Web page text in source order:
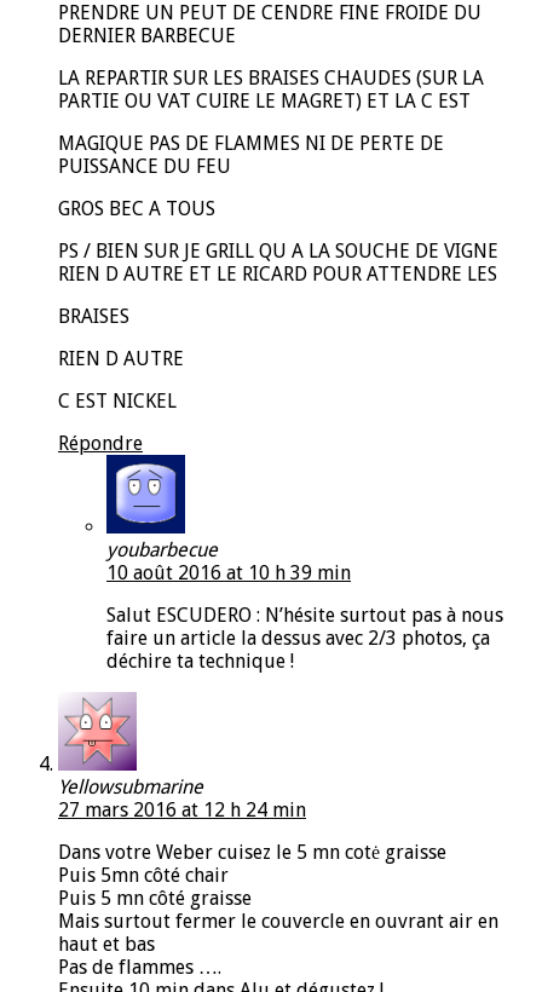
PRENDRE UN PEUT DE CENDRE FINE FROIDE DU
DERNIER BARBECUE
LA REPARTIR SUR LES BRAISES CHAUDES (SUR LA
PARTIE OU VAT CUIRE LE MAGRET) ET LA C EST
MAGIQUE PAS DE FLAMMES NI DE PERTE DE
PUISSANCE DU FEU
GROS BEC A TOUS
PS / BIEN SUR JE GRILL QU A LA SOUCHE DE VIGNE
RIEN D AUTRE ET LE RICARD POUR ATTENDRE LES
BRAISES
RIEN D AUTRE
C EST NICKEL
Répondre
youbarbecue
10 août 2016 at 10 h 39 min
Salut ESCUDERO : N’hésite surtout pas à nous
faire un article la dessus avec 2/3 photos, ça
déchire ta technique !
Yellowsubmarine
27 mars 2016 at 12 h 24 min
Dans votre Weber cuisez le 5 mn cotė graisse
Puis 5mn côté chair
Puis 5 mn côté graisse
Mais surtout fermer le couvercle en ouvrant air en
haut et bas
Pas de flammes ….